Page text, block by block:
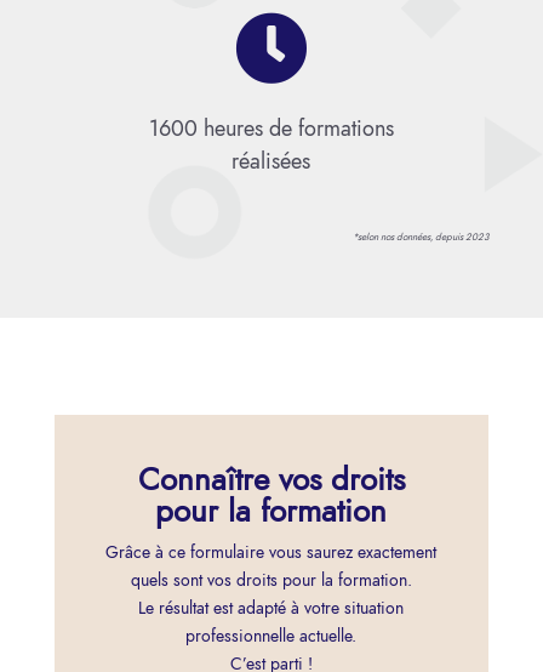

1600 heures de formations
réalisées
*selon nos données, depuis 2023
Connaître vos droits
pour la formation
Grâce à ce formulaire vous saurez exactement
quels sont vos droits pour la formation.
Le résultat est adapté à votre situation
professionnelle actuelle.
C’est parti !